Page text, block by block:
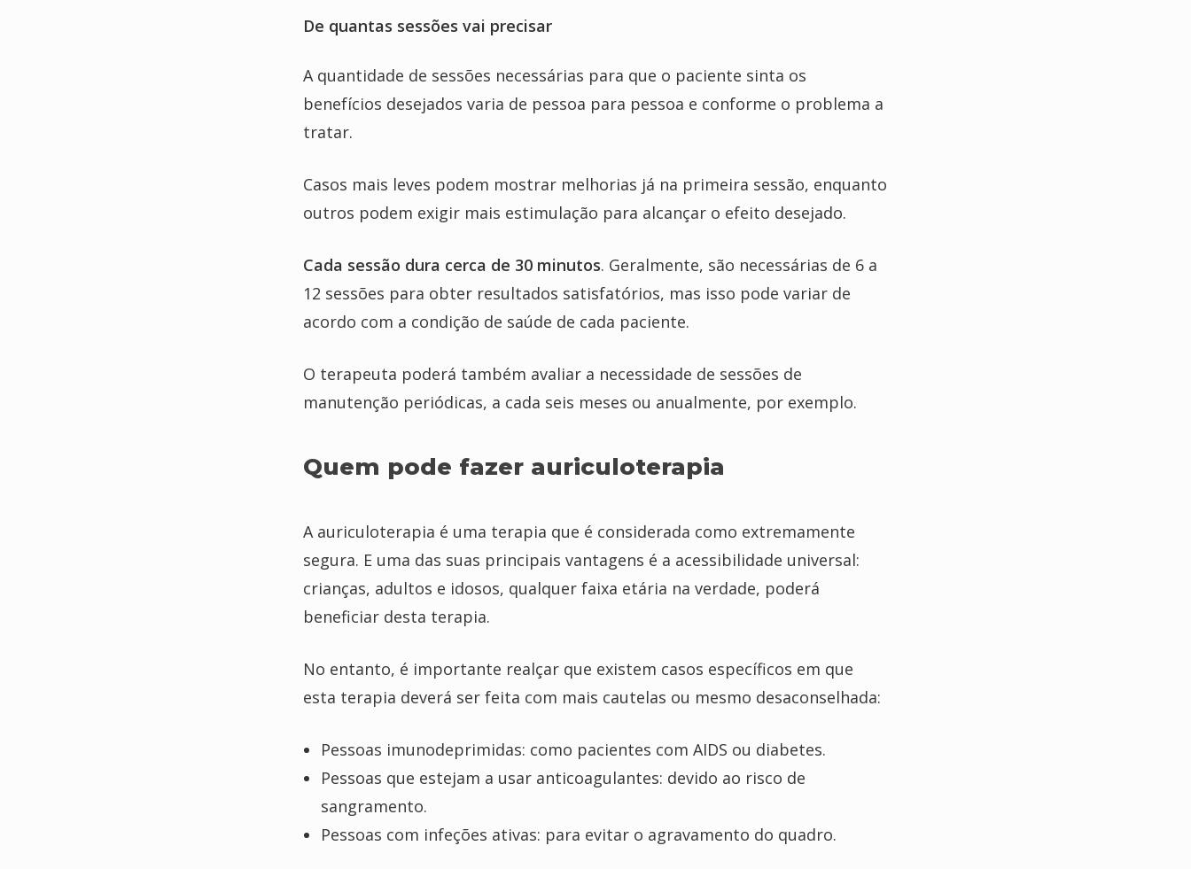
De quantas sessões vai precisar
A quantidade de sessões necessárias para que o paciente sinta os
benefícios desejados varia de pessoa para pessoa e conforme o problema a
tratar.
Casos mais leves podem mostrar melhorias já na primeira sessão, enquanto
outros podem exigir mais estimulação para alcançar o efeito desejado.
Cada sessão dura cerca de 30 minutos. Geralmente, são necessárias de 6 a
12 sessões para obter resultados satisfatórios, mas isso pode variar de
acordo com a condição de saúde de cada paciente.
O terapeuta poderá também avaliar a necessidade de sessões de
manutenção periódicas, a cada seis meses ou anualmente, por exemplo.
Quem pode fazer auriculoterapia
A auriculoterapia é uma terapia que é considerada como extremamente
segura. E uma das suas principais vantagens é a acessibilidade universal:
crianças, adultos e idosos, qualquer faixa etária na verdade, poderá
beneficiar desta terapia.
No entanto, é importante realçar que existem casos específicos em que
esta terapia deverá ser feita com mais cautelas ou mesmo desaconselhada:
Pessoas imunodeprimidas: como pacientes com AIDS ou diabetes.
Pessoas que estejam a usar anticoagulantes: devido ao risco de
sangramento.
Pessoas com infeções ativas: para evitar o agravamento do quadro.